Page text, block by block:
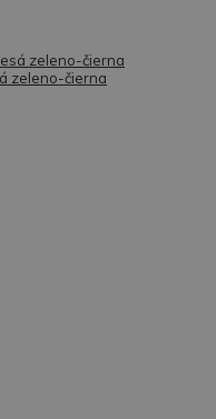
zeleno-čierna